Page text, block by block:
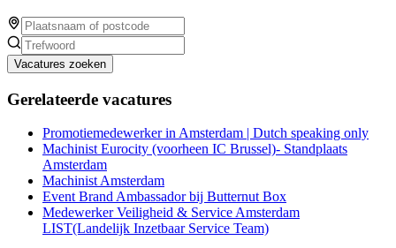
Vacatures zoeken
Gerelateerde vacatures
Promotiemedewerker in Amsterdam | Dutch speaking only
Machinist Eurocity (voorheen IC Brussel)- Standplaats
Amsterdam
Machinist Amsterdam
Event Brand Ambassador bij Butternut Box
Medewerker Veiligheid & Service Amsterdam
LIST(Landelijk Inzetbaar Service Team)